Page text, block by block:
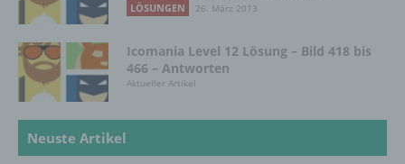
LÖSUNGEN 26. März 2013
Icomania Level 12 Lösung – Bild 418 bis
466 – Antworten
Aktueller Artikel
Neuste Artikel
InnoMobile GmbH
Schlehenweg 20
18069 Lambrechtshagen